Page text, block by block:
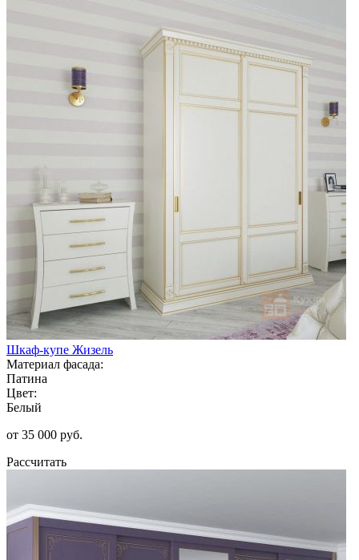
Шкаф-купе Жизель
Материал фасада:
Патина
Цвет:
Белый
от 35 000 руб.
Рассчитать